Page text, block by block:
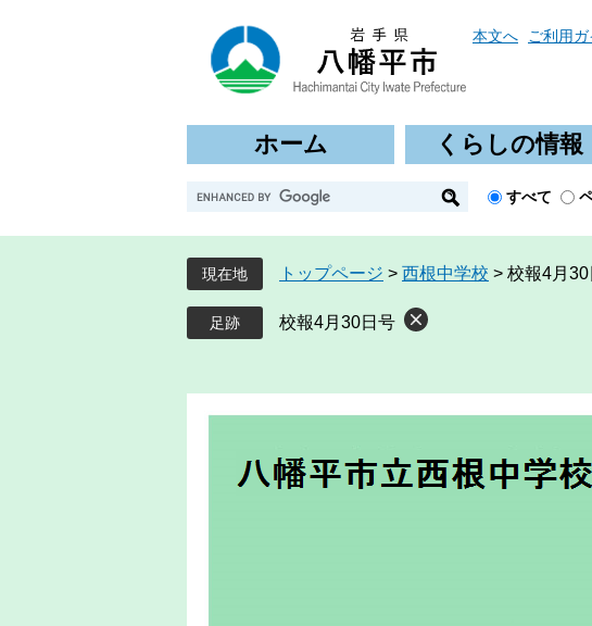
本文へ ご利用ガ
ホーム くらしの情報
G
o
g
l
e
カ
すべて
現在地 トップページ > 西根中学校 > 校報4月
校報4月30日号